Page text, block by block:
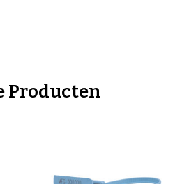
Producten